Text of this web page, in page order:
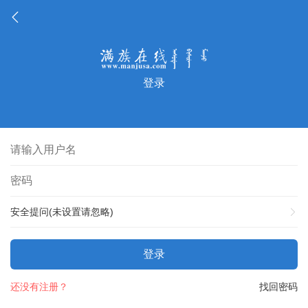
登录
安全提问(未设置请忽略)
登录
找回密码
还没有注册？